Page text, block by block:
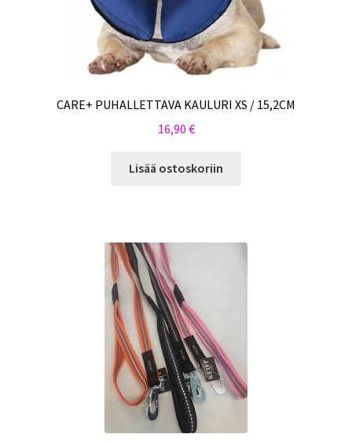
CARE+ PUHALLETTAVA KAULURI XS / 15,2CM
16,90 €
Lisää ostoskoriin